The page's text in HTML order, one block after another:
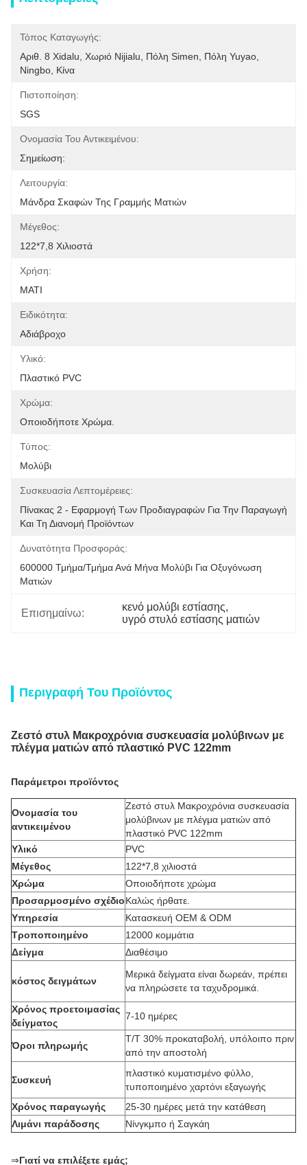
Τόπος Καταγωγής:
Αριθ. 8 Xidalu, Χωριό Nijialu, Πόλη Simen, Πόλη Yuyao,
Ningbo, Κίνα
Πιστοποίηση:
SGS
Ονομασία Του Αντικειμένου:
Σημείωση:
Λειτουργία:
Μάνδρα Σκαφών Της Γραμμής Ματιών
Μέγεθος:
122*7,8 Χιλιοστά
Χρήση:
ΜΑΤΙ
Ειδικότητα:
Αδιάβροχο
Υλικό:
Πλαστικό PVC
Χρώμα:
Οποιοδήποτε Χρώμα.
Τύπος:
Μολύβι
Συσκευασία Λεπτομέρειες:
Πίνακας 2 - Εφαρμογή Των Προδιαγραφών Για Την Παραγωγή
Και Τη Διανομή Προϊόντων
Δυνατότητα Προσφοράς:
600000 Τμήμα/Τμήμα Ανά Μήνα Μολύβι Για Οξυγόνωση
Ματιών
Επισημαίνω:
κενό μολύβι εστίασης,
υγρό στυλό εστίασης ματιών
Περιγραφή Του Προϊόντος
Ζεστό στυλ Μακροχρόνια συσκευασία μολύβινων με
πλέγμα ματιών από πλαστικό PVC 122mm
Παράμετροι προϊόντος
Ονομασία του
αντικειμένου
Ζεστό στυλ Μακροχρόνια συσκευασία
μολύβινων με πλέγμα ματιών από
πλαστικό PVC 122mm
Υλικό
PVC
Μέγεθος
122*7,8 χιλιοστά
Χρώμα
Οποιοδήποτε χρώμα
Προσαρμοσμένο σχέδιοΚαλώς ήρθατε.
Υπηρεσία
Κατασκευή OEM & ODM
Τροποποιημένο
12000 κομμάτια
Δείγμα
Διαθέσιμο
κόστος δειγμάτων
Μερικά δείγματα είναι δωρεάν, πρέπει
να πληρώσετε τα ταχυδρομικά.
Χρόνος προετοιμασίας
δείγματος
7-10 ημέρες
Όροι πληρωμής
T/T 30% προκαταβολή, υπόλοιπο πριν
από την αποστολή
Συσκευή
πλαστικό κυματισμένο φύλλο,
τυποποιημένο χαρτόνι εξαγωγής
Χρόνος παραγωγής
25-30 ημέρες μετά την κατάθεση
Λιμάνι παράδοσης
Νίνγκμπο ή Σαγκάη
⇒Γιατί να επιλέξετε εμάς;